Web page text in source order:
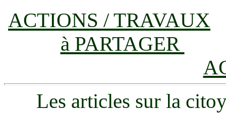
ACTIONS / TRAVAUX
à PARTAGER
Les articles sur la